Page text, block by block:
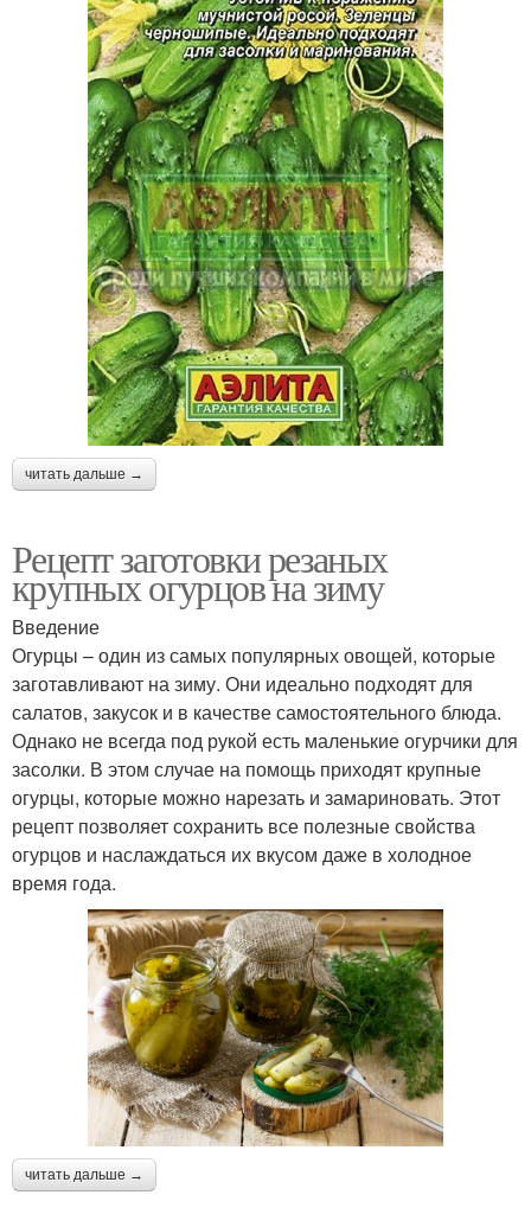
читать дальше →
Рецепт заготовки резаных
крупных огурцов на зиму
Введение
Огурцы – один из самых популярных овощей, которые
заготавливают на зиму. Они идеально подходят для
салатов, закусок и в качестве самостоятельного блюда.
Однако не всегда под рукой есть маленькие огурчики для
засолки. В этом случае на помощь приходят крупные
огурцы, которые можно нарезать и замариновать. Этот
рецепт позволяет сохранить все полезные свойства
огурцов и наслаждаться их вкусом даже в холодное
время года.
читать дальше →